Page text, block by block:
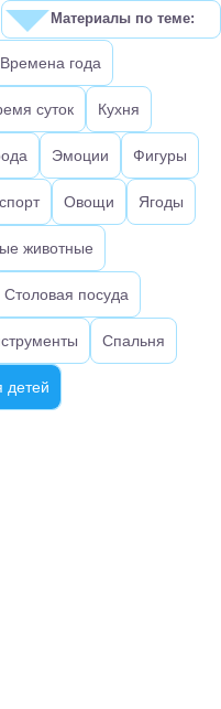
Времена года
суток Кухня
Эмоции Фигуры
Овощи Ягоды
животные
Столовая посуда
Спальня
детей
Материалы по теме: